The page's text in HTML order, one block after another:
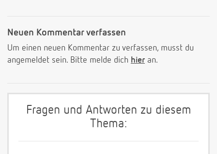
Neuen Kommentar verfassen
Um einen neuen Kommentar zu verfassen, musst du
angemeldet sein. Bitte melde dich hier an.
Fragen und Antworten zu diesem
Thema: